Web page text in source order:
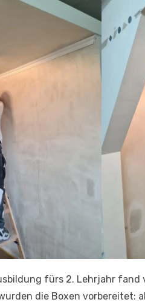
fürs 2. Lehrjahr fand
die Boxen vorbereitet: